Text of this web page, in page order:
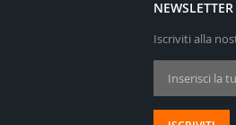
NEWSLETTER
Iscriviti alla
Iscriviti alla